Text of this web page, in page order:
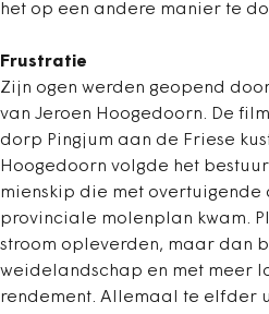
het op een andere manier te
Frustratie
Zijn ogen werden geopend
van Jeroen Hoogedoorn. De
dorp Pingjum aan de Friese
Hoogedoorn volgde het
mienskip die met
provinciale molenplan kwam.
stroom opleverden, maar dan
weidelandschap en met meer
rendement. Allemaal te elfder